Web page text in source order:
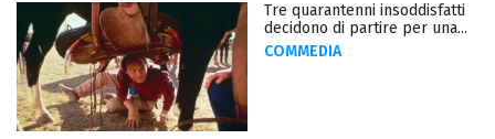
Tre quarantenni insoddisfatti
decidono di partire per una...
COMMEDIA